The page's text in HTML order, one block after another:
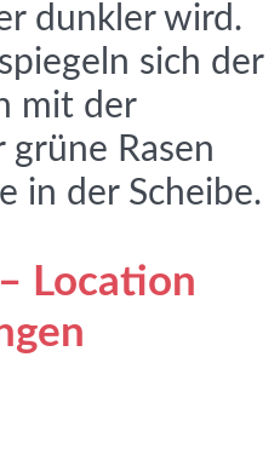
dunkler wird.
sich der
mit der
grüne Rasen
in der Scheibe.
Location